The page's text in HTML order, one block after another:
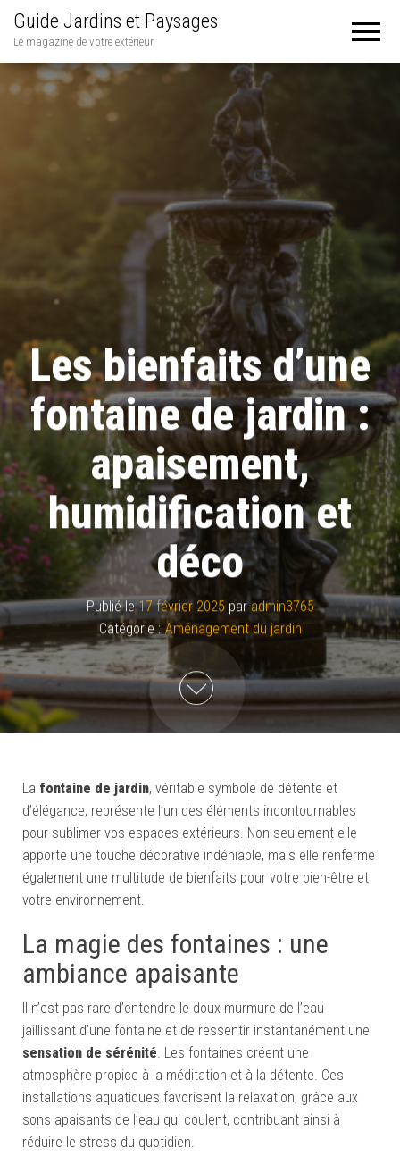
Guide Jardins et Paysages
Le magazine de votre extérieur
Les bienfaits d’une
fontaine de jardin :
apaisement,
humidification et
déco
Publié le17 février 2025 paradmin3765
Catégorie : Aménagement du jardin
La fontaine de jardin, véritable symbole de détente et
d’élégance, représente l’un des éléments incontournables
pour sublimer vos espaces extérieurs. Non seulement elle
apporte une touche décorative indéniable, mais elle renferme
également une multitude de bienfaits pour votre bien-être et
votre environnement.
La magie des fontaines : une
ambiance apaisante
Il n’est pas rare d’entendre le doux murmure de l’eau
jaillissant d’une fontaine et de ressentir instantanément une
sensation de sérénité. Les fontaines créent une
atmosphère propice à la méditation et à la détente. Ces
installations aquatiques favorisent la relaxation, grâce aux
sons apaisants de l’eau qui coulent, contribuant ainsi à
réduire le stress du quotidien.